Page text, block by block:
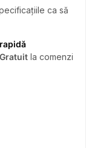
ca să
Gratuit la comenzi